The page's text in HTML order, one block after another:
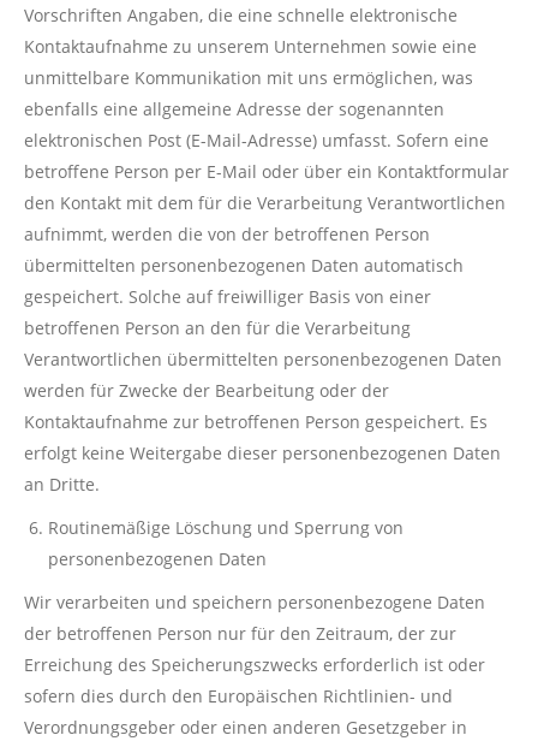
Vorschriften Angaben, die eine schnelle elektronische
Kontaktaufnahme zu unserem Unternehmen sowie eine
unmittelbare Kommunikation mit uns ermöglichen, was
ebenfalls eine allgemeine Adresse der sogenannten
elektronischen Post (E-Mail-Adresse) umfasst. Sofern eine
betroffene Person per E-Mail oder über ein Kontaktformular
den Kontakt mit dem für die Verarbeitung Verantwortlichen
aufnimmt, werden die von der betroffenen Person
übermittelten personenbezogenen Daten automatisch
gespeichert. Solche auf freiwilliger Basis von einer
betroffenen Person an den für die Verarbeitung
Verantwortlichen übermittelten personenbezogenen Daten
werden für Zwecke der Bearbeitung oder der
Kontaktaufnahme zur betroffenen Person gespeichert. Es
erfolgt keine Weitergabe dieser personenbezogenen Daten
an Dritte.
Routinemäßige Löschung und Sperrung von
personenbezogenen Daten
Wir verarbeiten und speichern personenbezogene Daten
der betroffenen Person nur für den Zeitraum, der zur
Erreichung des Speicherungszwecks erforderlich ist oder
sofern dies durch den Europäischen Richtlinien- und
Verordnungsgeber oder einen anderen Gesetzgeber in